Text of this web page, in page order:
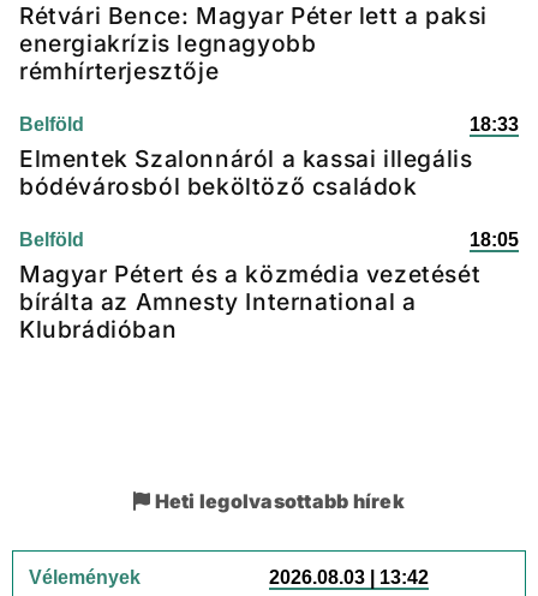
Rétvári Bence: Magyar Péter lett a paksi
energiakrízis legnagyobb
rémhírterjesztője
Belföld 18:33
Elmentek Szalonnáról a kassai illegális
bódévárosból beköltöző családok
Belföld 18:05
Magyar Pétert és a közmédia vezetését
bírálta az Amnesty International a
Klubrádióban
Heti legolvasottabb hírek
Vélemények 2026.08.03 | 13:42